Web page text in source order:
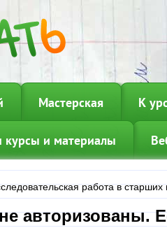
Мастерская К
курсы и материалы
работа в старших
авторизованы.